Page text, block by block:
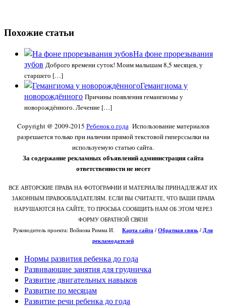
Похожие статьи
На фоне прорезывания
зубов Доброго времени суток! Моим малышам 8,5 месяцев, у
старшего […]
Гемангиома у
новорождённого Причины появления гемангиомы у
новорождённого. Лечение […]
Copyright @ 2009-2015 Ребенок о годаИспользование материалов
разрешается только при наличии прямой текстовой гиперссылки на
используемую статью сайта.
За содержание рекламных объявлений администрация сайта
ответственности не несет
ВСЕ АВТОРСКИЕ ПРАВА НА ФОТОГРАФИИ И МАТЕРИАЛЫ ПРИНАДЛЕЖАТ ИХ
ЗАКОННЫМ ПРАВООБЛАДАТЕЛЯМ. ЕСЛИ ВЫ СЧИТАЕТЕ, ЧТО ВАШИ ПРАВА
НАРУШАЮТСЯ НА САЙТЕ, ТО ПРОСЬБА СООБЩИТЬ НАМ ОБ ЭТОМ ЧЕРЕЗ
ФОРМУ ОБРАТНОЙ СВЯЗИ
Руководитель проекта: Войнова Римма И. Карта сайта / Обратная связь / Для
рекламодателей
Нормы развития ребенка до года
Развивающие занятия для грудничка
Развитие двигательных навыков
Развитие по месяцам
Развитие речи ребенка до года